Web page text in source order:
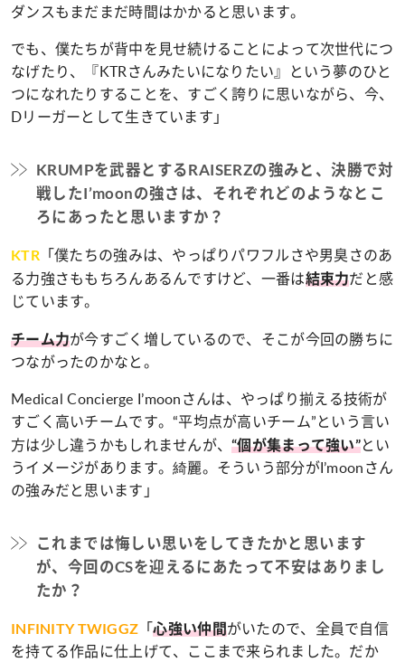
ダンスもまだまだ時間はかかると思います。
でも、僕たちが背中を見せ続けることによって次世代につ
なげたり、『KTRさんみたいになりたい』という夢のひと
つになれたりすることを、すごく誇りに思いながら、今、
Dリーガーとして生きています」
KRUMPを武器とするRAISERZの強みと、決勝で対
戦したI’moonの強さは、それぞれどのようなとこ
ろにあったと思いますか？
KTR「僕たちの強みは、やっぱりパワフルさや男臭さのあ
る力強さももちろんあるんですけど、一番は結束力だと感
じています。
チーム力が今すごく増しているので、そこが今回の勝ちに
つながったのかなと。
Medical Concierge I’moonさんは、やっぱり揃える技術が
すごく高いチームです。“平均点が高いチーム”という言い
方は少し違うかもしれませんが、“個が集まって強い”とい
うイメージがあります。綺麗。そういう部分がI’moonさん
の強みだと思います」
これまでは悔しい思いをしてきたかと思います
が、今回のCSを迎えるにあたって不安はありまし
たか？
INFINITY TWIGGZ 「心強い仲間がいたので、全員で自信
を持てる作品に仕上げて、ここまで来られました。だか